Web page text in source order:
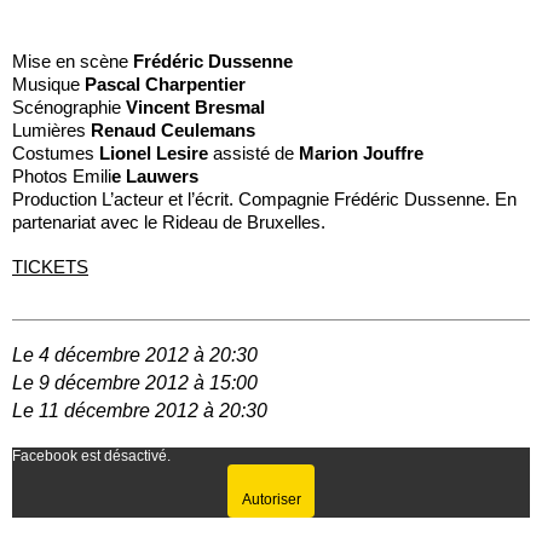
Mise en scène Frédéric Dussenne
Musique Pascal Charpentier
Scénographie Vincent Bresmal
Lumières Renaud Ceulemans
Costumes Lionel Lesire assisté de Marion Jouffre
Photos Emilie Lauwers
Production L’acteur et l’écrit. Compagnie Frédéric Dussenne. En
partenariat avec le Rideau de Bruxelles.
TICKETS
Le 4 décembre 2012 à 20:30
Le 9 décembre 2012 à 15:00
Le 11 décembre 2012 à 20:30
Facebook est désactivé.
Autoriser